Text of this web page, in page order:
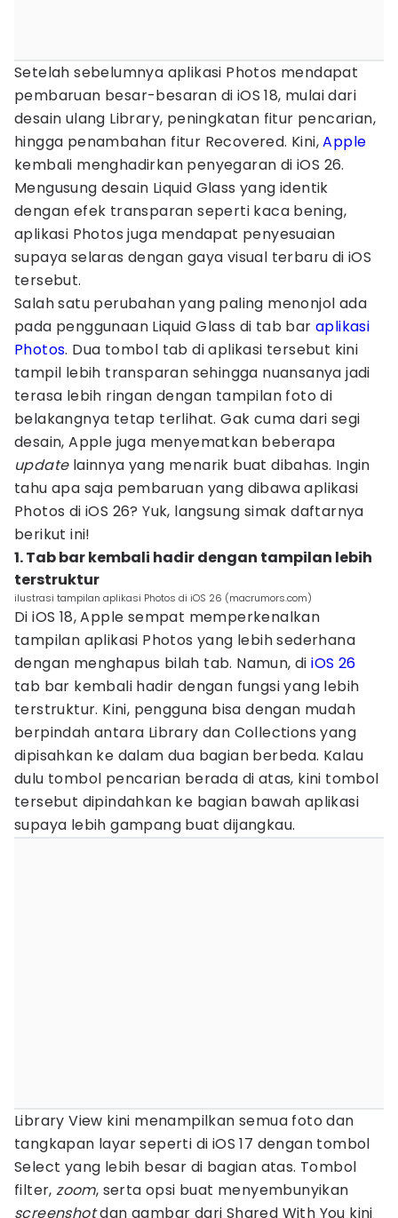
Setelah sebelumnya aplikasi Photos mendapat
pembaruan besar-besaran di iOS 18, mulai dari
desain ulang Library, peningkatan fitur pencarian,
hingga penambahan fitur Recovered. Kini,Apple
kembali menghadirkan penyegaran di iOS 26.
Mengusung desain Liquid Glass yang identik
dengan efek transparan seperti kaca bening,
aplikasi Photos juga mendapat penyesuaian
supaya selaras dengan gaya visual terbaru di iOS
tersebut.
Salah satu perubahan yang paling menonjol ada
pada penggunaan Liquid Glass di tab bar aplikasi
Photos. Dua tombol tab di aplikasi tersebut kini
tampil lebih transparan sehingga nuansanya jadi
terasa lebih ringan dengan tampilan foto di
belakangnya tetap terlihat. Gak cuma dari segi
desain, Apple juga menyematkan beberapa
update lainnya yang menarik buat dibahas. Ingin
tahu apa saja pembaruan yang dibawa aplikasi
Photos di iOS 26? Yuk, langsung simak daftarnya
berikut ini!
1. Tab bar kembali hadir dengan tampilan lebih
terstruktur
ilustrasi tampilan aplikasi Photos di iOS 26 (macrumors.com)
Di iOS 18, Apple sempat memperkenalkan
tampilan aplikasi Photos yang lebih sederhana
dengan menghapus bilah tab. Namun, diiOS 26
tab bar kembali hadir dengan fungsi yang lebih
terstruktur. Kini, pengguna bisa dengan mudah
berpindah antara Library dan Collections yang
dipisahkan ke dalam dua bagian berbeda. Kalau
dulu tombol pencarian berada di atas, kini tombol
tersebut dipindahkan ke bagian bawah aplikasi
supaya lebih gampang buat dijangkau.
Library View kini menampilkan semua foto dan
tangkapan layar seperti di iOS 17 dengan tombol
Select yang lebih besar di bagian atas. Tombol
filter,zoom, serta opsi buat menyembunyikan
screenshotdan gambar dari Shared With You kini